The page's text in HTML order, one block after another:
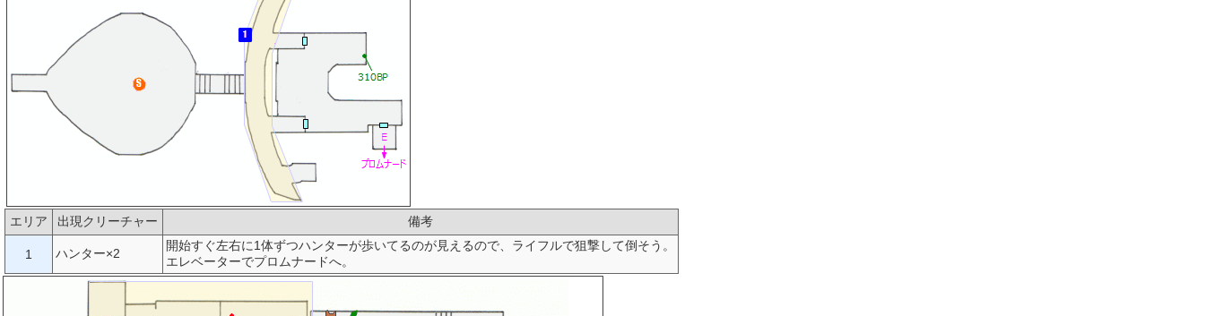
エリア 出現クリーチャー 備考
1 ハンター×2
開始すぐ左右に1体ずつハンターが歩いてるのが見えるので、ライフルで狙撃して倒そう。
エレベーターでプロムナードへ。